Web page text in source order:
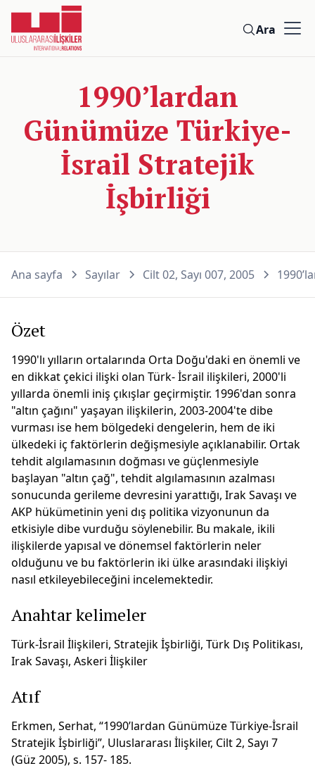
Ara
1990’lardan
Günümüze Türkiye-
İsrail Stratejik
İşbirliği
Ana sayfa Sayılar Cilt 02, Sayı 007, 2005
Özet
1990'lı yılların ortalarında Orta Doğu'daki en önemli ve
en dikkat çekici ilişki olan Türk- İsrail ilişkileri, 2000'li
yıllarda önemli iniş çıkışlar geçirmiştir. 1996'dan sonra
"altın çağını" yaşayan ilişkilerin, 2003-2004'te dibe
vurması ise hem bölgedeki dengelerin, hem de iki
ülkedeki iç faktörlerin değişmesiyle açıklanabilir. Ortak
tehdit algılamasının doğması ve güçlenmesiyle
başlayan "altın çağ", tehdit algılamasının azalması
sonucunda gerileme devresini yarattığı, Irak Savaşı ve
AKP hükümetinin yeni dış politika vizyonunun da
etkisiyle dibe vurduğu söylenebilir. Bu makale, ikili
ilişkilerde yapısal ve dönemsel faktörlerin neler
olduğunu ve bu faktörlerin iki ülke arasındaki ilişkiyi
nasıl etkileyebileceğini incelemektedir.
Anahtar kelimeler
Türk-İsrail İlişkileri, Stratejik İşbirliği, Türk Dış Politikası,
Irak Savaşı, Askeri İlişkiler
Atıf
Erkmen, Serhat, “1990’lardan Günümüze Türkiye-İsrail
Stratejik İşbirliği”, Uluslararası İlişkiler, Cilt 2, Sayı 7
(Güz 2005), s. 157- 185.